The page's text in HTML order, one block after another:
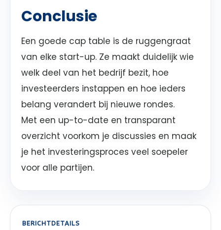
Conclusie
Een goede cap table is de ruggengraat
van elke start-up. Ze maakt duidelijk wie
welk deel van het bedrijf bezit, hoe
investeerders instappen en hoe ieders
belang verandert bij nieuwe rondes.
Met een up-to-date en transparant
overzicht voorkom je discussies en maak
je het investeringsproces veel soepeler
voor alle partijen.
BERICHTDETAILS